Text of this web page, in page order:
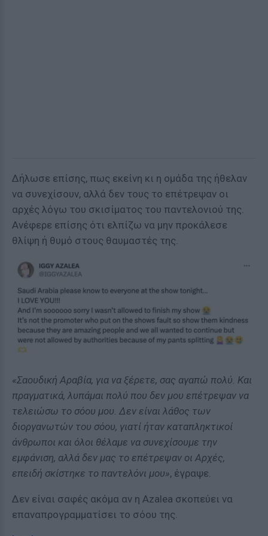
Δήλωσε επίσης, πως εκείνη κι η ομάδα της ήθελαν
να συνεχίσουν, αλλά δεν τους το επέτρεψαν οι
αρχές λόγω του σκισίματος του παντελονιού της.
Ανέφερε επίσης ότι ελπίζω να μην προκάλεσε
θλίψη ή θυμό στους θαυμαστές της.
«Σαουδική Αραβία, για να ξέρετε, σας αγαπώ πολύ. Και
πραγματικά, λυπάμαι πολύ που δεν μου επέτρεψαν να
τελειώσω το σόου μου. Δεν είναι λάθος των
διοργανωτών του σόου, γιατί ήταν καταπληκτικοί
άνθρωποι και όλοι θέλαμε να συνεχίσουμε την
εμφάνιση, αλλά δεν μας το επέτρεψαν οι Αρχές,
επειδή σκίστηκε το παντελόνι μου», έγραψε.
Δεν είναι σαφές ακόμα αν η Azalea σκοπεύει να
επαναπρογραμματίσει το σόου της.